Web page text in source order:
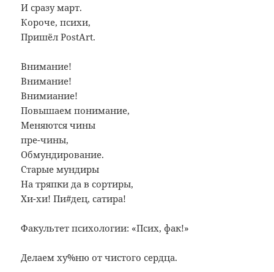
И сразу март.
Короче, психи,
Пришёл PostArt.
Внимание!
Внимание!
Внимиание!
Повышаем понимание,
Меняются чины
пре-чины,
Обмундирование.
Старые мундиры
На тряпки да в сортиры,
Хи-хи! Пи#дец, сатира!
Факультет психологии: «Псих, фак!»
Делаем ху%ню от чистого сердца.